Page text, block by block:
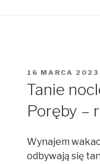
OPUBLIKOWANE
W
16 MARCA 2023
Tanie
Poręby –
Wynajem
odbywają się